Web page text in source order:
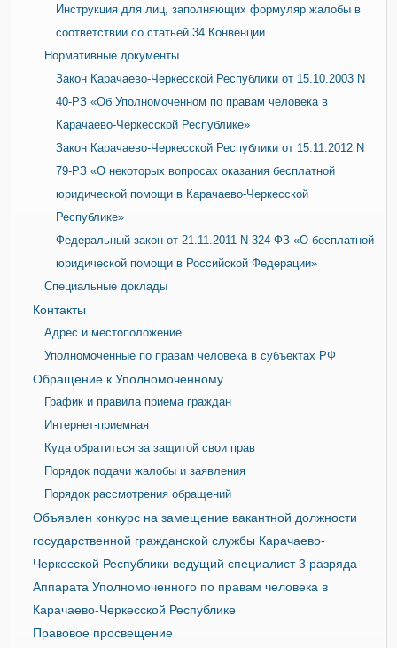
Инструкция для лиц, заполняющих формуляр жалобы в
соответствии со статьей 34 Конвенции
Нормативные документы
Закон Карачаево-Черкесской Республики от 15.10.2003 N
40-РЗ «Об Уполномоченном по правам человека в
Карачаево-Черкесской Республике»
Закон Карачаево-Черкесской Республики от 15.11.2012 N
79-РЗ «О некоторых вопросах оказания бесплатной
юридической помощи в Карачаево-Черкесской
Республике»
Федеральный закон от 21.11.2011 N 324-ФЗ «О бесплатной
юридической помощи в Российской Федерации»
Специальные доклады
Контакты
Адрес и местоположение
Уполномоченные по правам человека в субъектах РФ
Обращение к Уполномоченному
График и правила приема граждан
Интернет-приемная
Куда обратиться за защитой свои прав
Порядок подачи жалобы и заявления
Порядок рассмотрения обращений
Объявлен конкурс на замещение вакантной должности
государственной гражданской службы Карачаево-
Черкесской Республики ведущий специалист 3 разряда
Аппарата Уполномоченного по правам человека в
Карачаево-Черкесской Республике
Правовое просвещение